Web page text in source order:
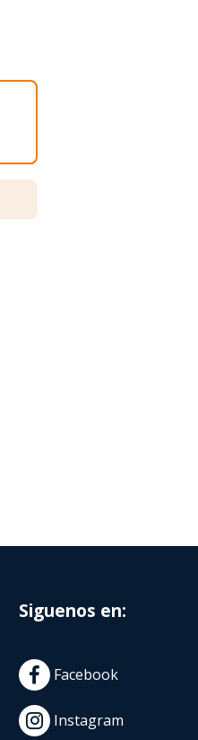
Siguenos en:
Facebook
Instagram